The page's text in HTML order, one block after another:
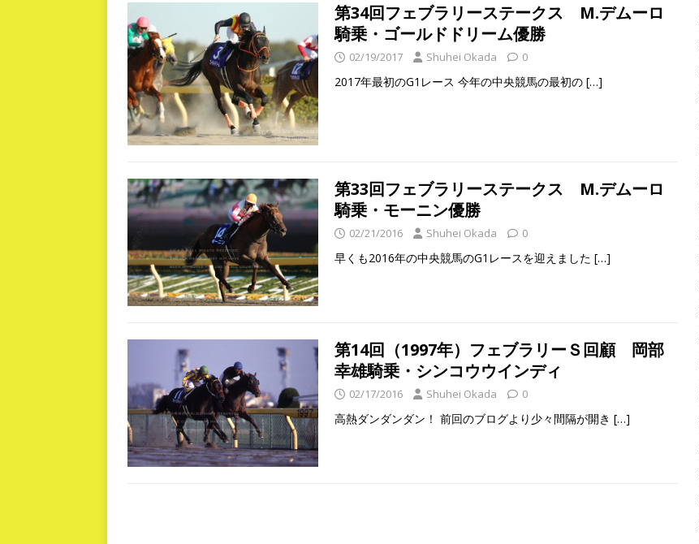
第34回フェブラリーステークス M.デムーロ
騎乗・ゴールドドリーム優勝
02/19/2017 Shuhei Okada 0
2017年最初のG1レース 今年の中央競馬の最初の […]
第33回フェブラリーステークス M.デムーロ
騎乗・モーニン優勝
02/21/2016 Shuhei Okada 0
早くも2016年の中央競馬のG1レースを迎えました […]
第14回（1997年）フェブラリーＳ回顧 岡部
幸雄騎乗・シンコウウインディ
02/17/2016 Shuhei Okada 0
高熱ダンダンダン！ 前回のブログより少々間隔が開き […]